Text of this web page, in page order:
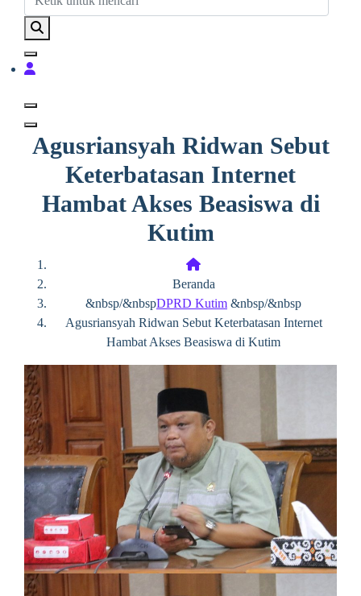
Agusriansyah Ridwan Sebut
Keterbatasan Internet
Hambat Akses Beasiswa di
Kutim
Beranda
&nbsp/&nbspDPRD Kutim &nbsp/&nbsp
Agusriansyah Ridwan Sebut Keterbatasan Internet
Hambat Akses Beasiswa di Kutim